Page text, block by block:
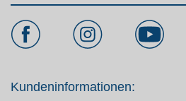
Kundeninformationen: